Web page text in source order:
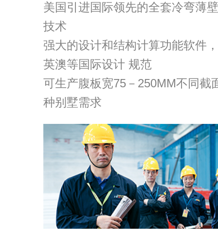
美国引进国际领先的全套冷弯薄
技术
强大的设计和结构计算功能软件
英澳等国际设计 规范
可生产腹板宽75－250MM不同截
种别墅需求